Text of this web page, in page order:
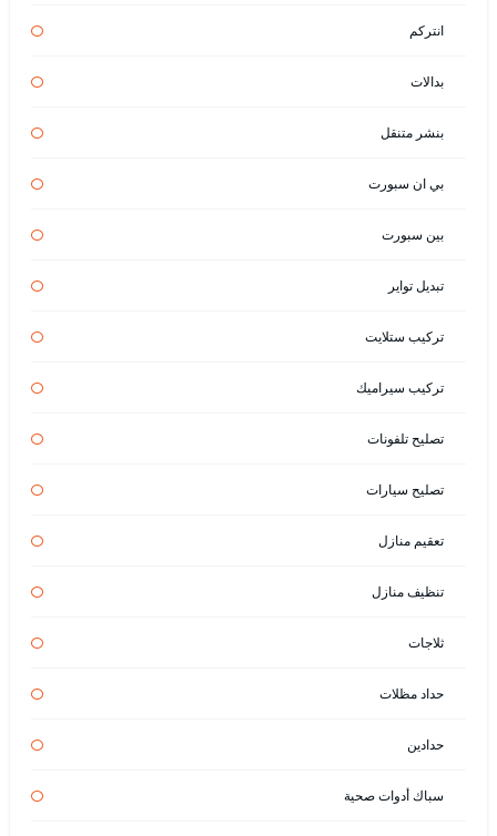
انتركم
بدالات
بنشر متنقل
بي ان سبورت
بين سبورت
تبديل تواير
تركيب ستلايت
تركيب سيراميك
تصليح تلفونات
تصليح سيارات
تعقيم منازل
تنظيف منازل
ثلاجات
حداد مظلات
حدادين
سباك أدوات صحية